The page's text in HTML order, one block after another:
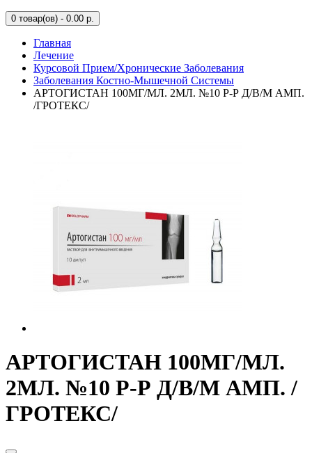
0 товар(ов) - 0.00 р.
Главная
Лечение
Курсовой Прием/Хронические Заболевания
Заболевания Костно-Мышечной Системы
АРТОГИСТАН 100МГ/МЛ. 2МЛ. №10 Р-Р Д/В/М АМП.
/ГРОТЕКС/
АРТОГИСТАН 100МГ/МЛ.
2МЛ. №10 Р-Р Д/В/М АМП. /
ГРОТЕКС/